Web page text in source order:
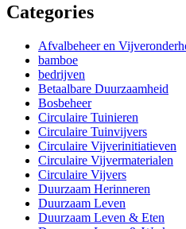
Categories
Afvalbeheer en
bamboe
bedrijven
Betaalbare Duurzaamheid
Bosbeheer
Circulaire Tuinieren
Circulaire Tuinvijvers
Circulaire Vijverinitiatieven
Circulaire Vijvermaterialen
Circulaire Vijvers
Duurzaam Herinneren
Duurzaam Leven
Duurzaam Leven & Eten